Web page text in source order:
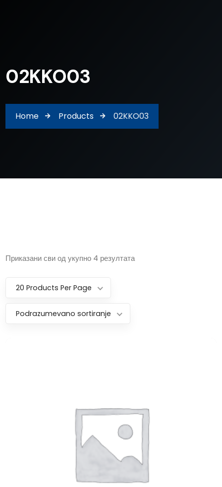
02KKO03
Home Products 02KKO03
Приказани сви од укупно 4 резултата
20 Products Per Page
Podrazumevano sortiranje